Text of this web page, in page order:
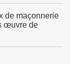
de maçonnerie
œuvre de